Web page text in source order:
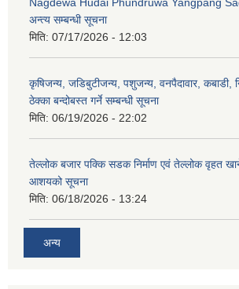
अन्त्य सम्बन्धी सूचना
मिति: 07/17/2026 - 12:03
कृषिजन्य, जडिबुटीजन्य, पशुजन्य, वनपैदावार, कबाडी,
ठेक्का बन्दोबस्त गर्ने सम्बन्धी सूचना
मिति: 06/19/2026 - 22:02
तेल्लोक बजार पक्कि सडक निर्माण एवं तेल्लोक वृहत
आशयको सूचना
मिति: 06/18/2026 - 13:24
अन्य